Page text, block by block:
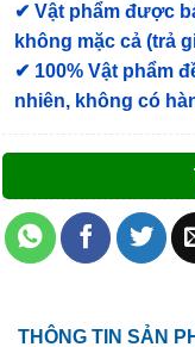
✔ Vật phẩm được
không mặc cả (trả
✔ 100% Vật phẩm
nhiên, không có
THÔNG TIN SẢN